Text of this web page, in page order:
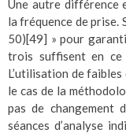
Une autre différence
la fréquence de prise.
50)[49] » pour
trois suffisent en ce
L’utilisation de faibles
le cas de la
pas de changement
séances d’analyse